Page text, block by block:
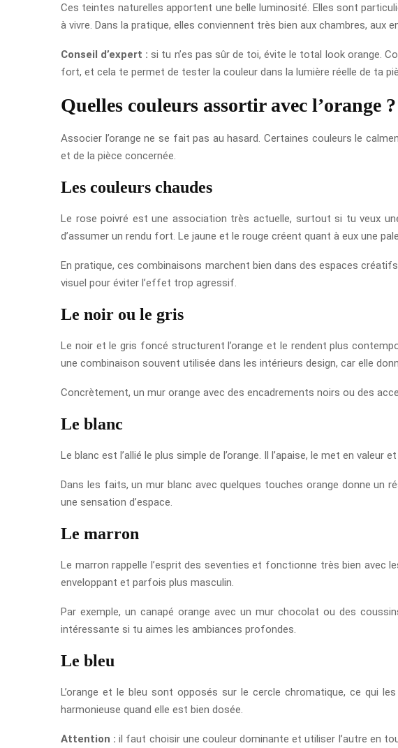
Ces teintes naturelles apportent une belle luminosité. Elles sont
à vivre. Dans la pratique, elles conviennent très bien aux chambres, aux
Conseil d’expert : si tu n’es pas sûr de toi, évite le total look orange.
fort, et cela te permet de tester la couleur dans la lumière réelle de ta
Quelles couleurs assortir avec l’orange ?
Associer l’orange ne se fait pas au hasard. Certaines couleurs le
et de la pièce concernée.
Les couleurs chaudes
Le rose poivré est une association très actuelle, surtout si tu veux
d’assumer un rendu fort. Le jaune et le rouge créent quant à eux une
En pratique, ces combinaisons marchent bien dans des espaces
visuel pour éviter l’effet trop agressif.
Le noir ou le gris
Le noir et le gris foncé structurent l’orange et le rendent plus
une combinaison souvent utilisée dans les intérieurs design, car elle
Concrètement, un mur orange avec des encadrements noirs ou des
Le blanc
Le blanc est l’allié le plus simple de l’orange. Il l’apaise, le met en
Dans les faits, un mur blanc avec quelques touches orange donne un
une sensation d’espace.
Le marron
Le marron rappelle l’esprit des seventies et fonctionne très bien avec
enveloppant et parfois plus masculin.
Par exemple, un canapé orange avec un mur chocolat ou des
intéressante si tu aimes les ambiances profondes.
Le bleu
L’orange et le bleu sont opposés sur le cercle chromatique, ce qui
harmonieuse quand elle est bien dosée.
Attention : il faut choisir une couleur dominante et utiliser l’autre en